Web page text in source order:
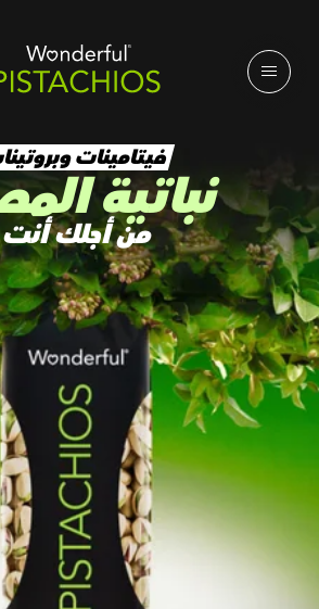
فيتامينات
نباتية
من أجلك أنت